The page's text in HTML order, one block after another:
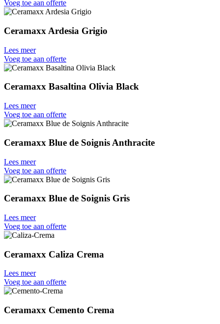
Voeg toe aan offerte
Ceramaxx Ardesia Grigio
Lees meer
Voeg toe aan offerte
Ceramaxx Basaltina Olivia Black
Lees meer
Voeg toe aan offerte
Ceramaxx Blue de Soignis Anthracite
Lees meer
Voeg toe aan offerte
Ceramaxx Blue de Soignis Gris
Lees meer
Voeg toe aan offerte
Ceramaxx Caliza Crema
Lees meer
Voeg toe aan offerte
Ceramaxx Cemento Crema